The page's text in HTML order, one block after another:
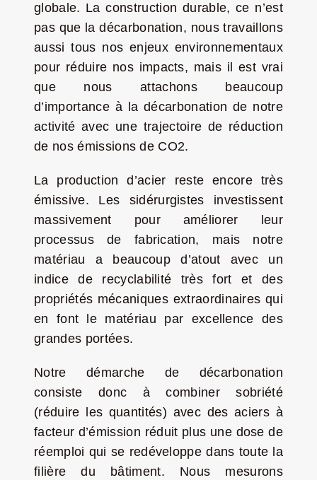
globale. La construction durable, ce n’est
pas que la décarbonation, nous travaillons
aussi tous nos enjeux environnementaux
pour réduire nos impacts, mais il est vrai
que nous attachons beaucoup
d’importance à la décarbonation de notre
activité avec une trajectoire de réduction
de nos émissions de CO2.
La production d’acier reste encore très
émissive. Les sidérurgistes investissent
massivement pour améliorer leur
processus de fabrication, mais notre
matériau a beaucoup d’atout avec un
indice de recyclabilité très fort et des
propriétés mécaniques extraordinaires qui
en font le matériau par excellence des
grandes portées.
Notre démarche de décarbonation
consiste donc à combiner sobriété
(réduire les quantités) avec des aciers à
facteur d’émission réduit plus une dose de
réemploi qui se redéveloppe dans toute la
filière du bâtiment. Nous mesurons